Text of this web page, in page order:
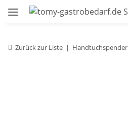
Zurück zur Liste Handtuchspender